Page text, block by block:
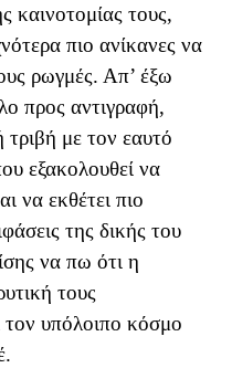
καινοτομίας τους,
πιο ανίκανες να
ρωγμές. Απ’ έξω
προς αντιγραφή,
με τον εαυτό
εξακολουθεί να
να εκθέτει πιο
της δικής του
να πω ότι η
τους
τον υπόλοιπο κόσμο